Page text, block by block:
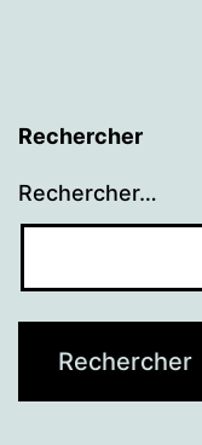
Rechercher
Rechercher…